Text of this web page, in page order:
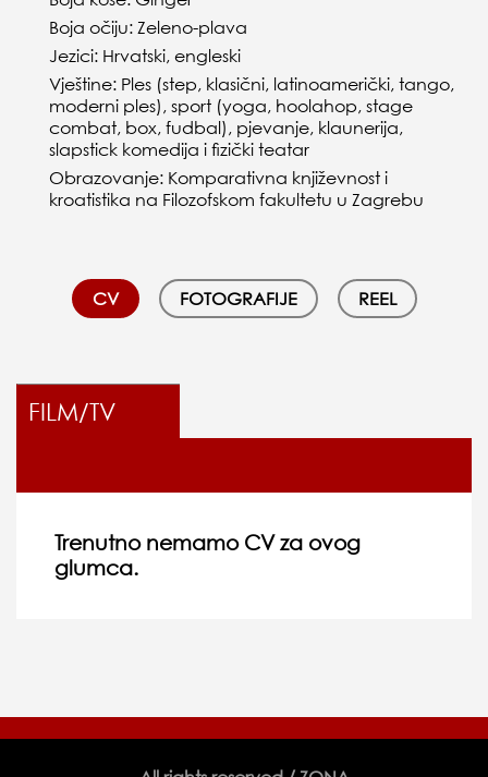
Boja očiju: Zeleno-plava
Jezici: Hrvatski, engleski
Vještine: Ples (step, klasični, latinoamerički, tango,
moderni ples), sport (yoga, hoolahop, stage
combat, box, fudbal), pjevanje, klaunerija,
slapstick komedija i fizički teatar
Obrazovanje: Komparativna književnost i
kroatistika na Filozofskom fakultetu u Zagrebu
CV FOTOGRAFIJE REEL
FILM/TV
Trenutno nemamo CV za ovog
glumca.